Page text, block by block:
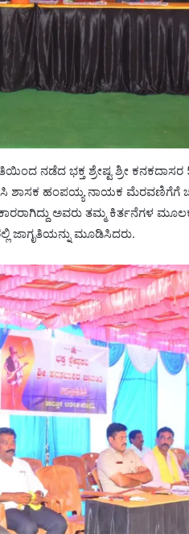
ನಡೆದ ಭಕ್ತ ಶ್ರೇಷ್ಟ ಶ್ರೀ
ಶಾಸಕ ಹಂಪಯ್ಯ ನಾಯಕ
ಅವರು ತಮ್ಮ ಕಿರ್ತನೆಗಳ
ಜಾಗೃತಿಯನ್ನು ಮೂಡಿಸಿದರು.